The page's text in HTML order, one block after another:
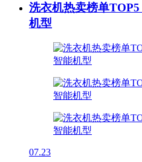
洗衣机热卖榜单
机型
07.23